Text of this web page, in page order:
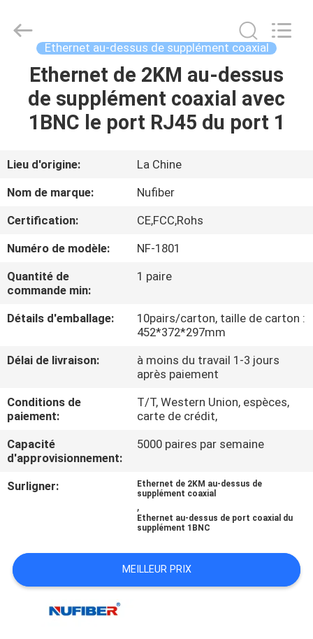
MAISON
PRODUITS
AU
SUJET
DE
VISITE
DE
QUALITÉ
CONTACTEZ-
NOUS
DEMANDEZ
UNE
CITATION
Technology
Co.,Ltd.
Reserved.
Ethernet au-dessus de supplément coaxial
Ethernet de 2KM au-dessus
de supplément coaxial avec
1BNC le port RJ45 du port 1
Lieu d'origine:
La Chine
Nom de marque:
Nufiber
Certification:
CE,FCC,Rohs
Numéro de modèle:
NF-1801
Quantité de
commande min:
1 paire
Détails d'emballage:
10pairs/carton, taille de carton :
452*372*297mm
Délai de livraison:
à moins du travail 1-3 jours
après paiement
Conditions de
paiement:
T/T, Western Union, espèces,
carte de crédit,
Capacité
d'approvisionnement:
5000 paires par semaine
Surligner:
Ethernet de 2KM au-dessus de
supplément coaxial
,
Ethernet au-dessus de port coaxial du
supplément 1BNC
MEILLEUR PRIX